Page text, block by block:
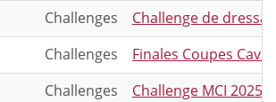
Challenges Challenge de
Challenges Finales Coupes
Challenges Challenge MCI 2025